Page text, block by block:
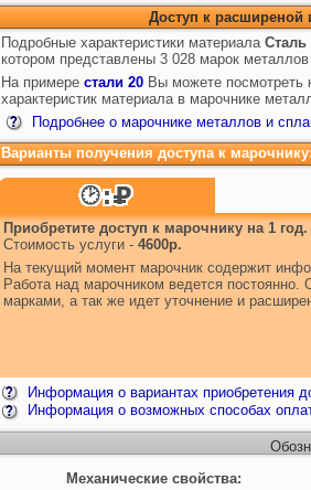
Доступ к
Подробные характеристики материала
котором представлены 3 028 марок
На примере стали 20 Вы можете посмотреть
характеристик материала в марочнике
Подробнее о марочнике металлов и
Варианты получения доступа к
Приобретите доступ к марочнику на 1 год.
Стоимость услуги - 4600р.
На текущий момент марочник содержит
Работа над марочником ведется постоянно.
марками, а так же идет уточнение и
Информация о вариантах приобретения
Информация о возможных способах
Механические свойства: